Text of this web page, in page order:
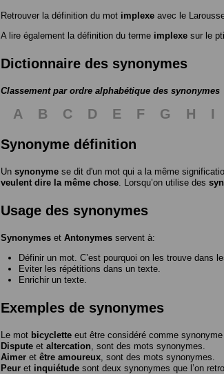
Retrouver la définition du mot implexe avec le
A lire également la définition du terme implexe sur le
Dictionnaire des synonymes
Classement par ordre alphabétique des synonymes
A B C D E F G H I
Synonyme définition
Un synonyme se dit d'un mot qui a la même
veulent dire la même chose . Lorsqu’on utilise des
Usage des synonymes
Synonymes et Antonymes servent à:
Définir un mot. C’est pourquoi on les trouve dans
Eviter les répétitions dans un texte.
Enrichir un texte.
Exemples de synonymes
Le mot bicyclette eut être considéré comme
Dispute et altercation , sont des mots synonymes.
Aimer et être amoureux , sont des mots synonymes.
Peur et inquiétude sont deux synonymes que l’on